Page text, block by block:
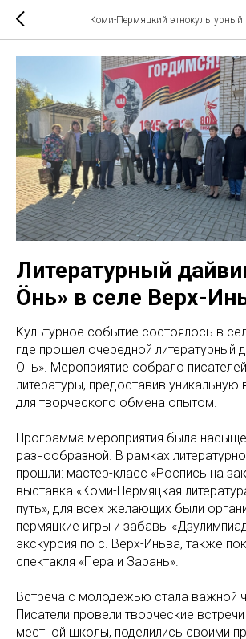
Коми-Пермяцкий этнокультурный
Литературный
Öньӧ» в селе Верх-
Культурное событие состоялось в
где прошел очередной литературный
Öньӧ». Мероприятие собрало
литературы, предоставив
для творческого обмена опытом.
Программа мероприятия была
разнообразной. В рамках
прошли: мастер-класс «Роспись на
выставка «Коми-Пермяцкая
путь», для всех желающих были
пермяцкие игры и забавы
экскурсия по с. Верх-Иньва, также
спектакля «Пера и Зарань».
Встреча с молодежью стала важной
Писатели провели творческие
местной школы, поделились своими